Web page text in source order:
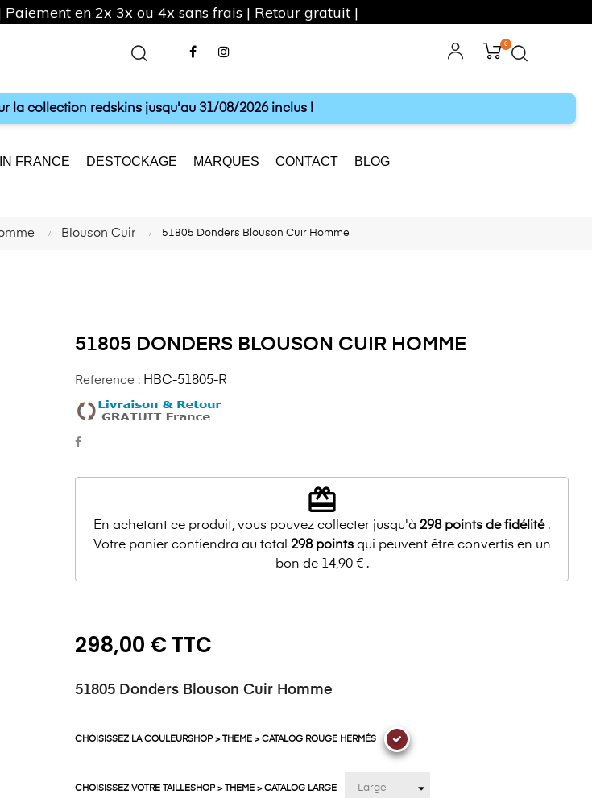
Facebook
0
la collection redskins jusqu'au 31/08/2026 inclus !
FRANCE DESTOCKAGE MARQUES CONTACT BLOG
Blouson Cuir 51805 Donders Blouson Cuir Homme
51805 DONDERS BLOUSON CUIR HOMME
Reference : HBC-51805-R
redeem
En achetant ce produit, vous pouvez collecter jusqu'à 298 points de fidélité.
Votre panier contiendra au total 298pointsqui peuvent être convertis en un
bon de 14,90 €.
298,00 € TTC
51805 Donders Blouson Cuir Homme
CHOISISSEZ LA COULEURSHOP > THEME > CATALOG ROUGE HERMÉS
CHOISISSEZ VOTRE TAILLESHOP > THEME > CATALOG LARGE
en 2x 3x ou 4x sans frais | Retour gratuit |